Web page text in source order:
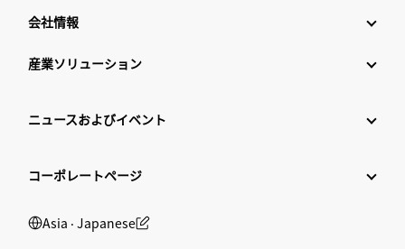
会社情報
産業ソリューション
ニュースおよびイベント
コーポレートページ
Asia ‧ Japanese